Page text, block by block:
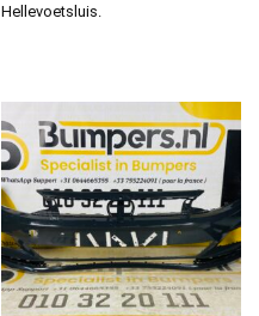
Hellevoetsluis.